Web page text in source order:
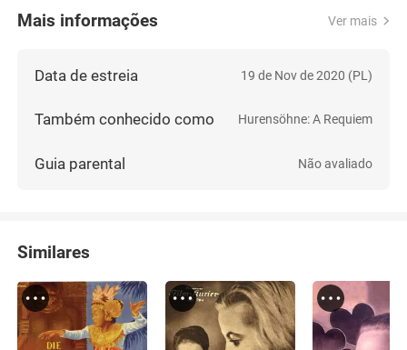
Mais informações Ver mais
Data de estreia 19 de Nov de 2020 (PL)
Também conhecido como Hurensöhne: A Requiem
Guia parental Não avaliado
Similares